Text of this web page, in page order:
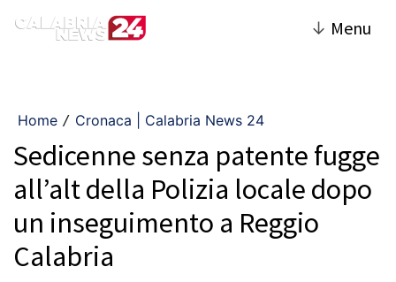
↓ Menu
Home / Cronaca | Calabria News 24
Sedicenne senza patente fugge
all’alt della Polizia locale dopo
un inseguimento a Reggio
Calabria